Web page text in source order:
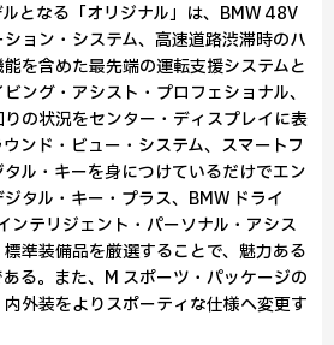
となる「オリジナル」は、BMW 48V
ョン・システム、高速道路渋滞時のハ
を含めた最先端の運転支援システムと
ング・アシスト・プロフェショナル、
の状況をセンター・ディスプレイに表
ンド・ビュー・システム、スマートフ
ル・キーを身につけているだけでエン
タル・キー・プラス、BMW ドライ
ンテリジェント・パーソナル・アシス
準装備品を厳選することで、魅力ある
る。また、M スポーツ・パッケージの
外装をよりスポーティな仕様へ変更す